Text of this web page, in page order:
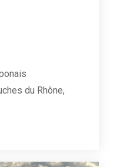
du Rhône,